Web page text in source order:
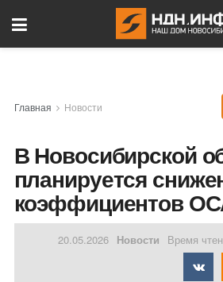
Главная Новости
В Новосибирской
планируется
коэффициентов
20.05.2026 Новости Время